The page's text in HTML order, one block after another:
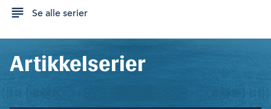
Se alle serier
Artikkelserier